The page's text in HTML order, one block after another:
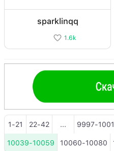
sparklinqq
1.6k
1-21 22-42 ... 9997-
10039-10059 10060-10080